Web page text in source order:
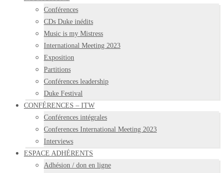
Conférences
CDs Duke inédits
Music is my Mistress
International Meeting 2023
Exposition
Partitions
Conférences leadership
Duke Festival
CONFÉRENCES – ITW
Conférences intégrales
Conferences International Meeting 2023
Interviews
ESPACE ADHÉRENTS
Adhésion / don en ligne